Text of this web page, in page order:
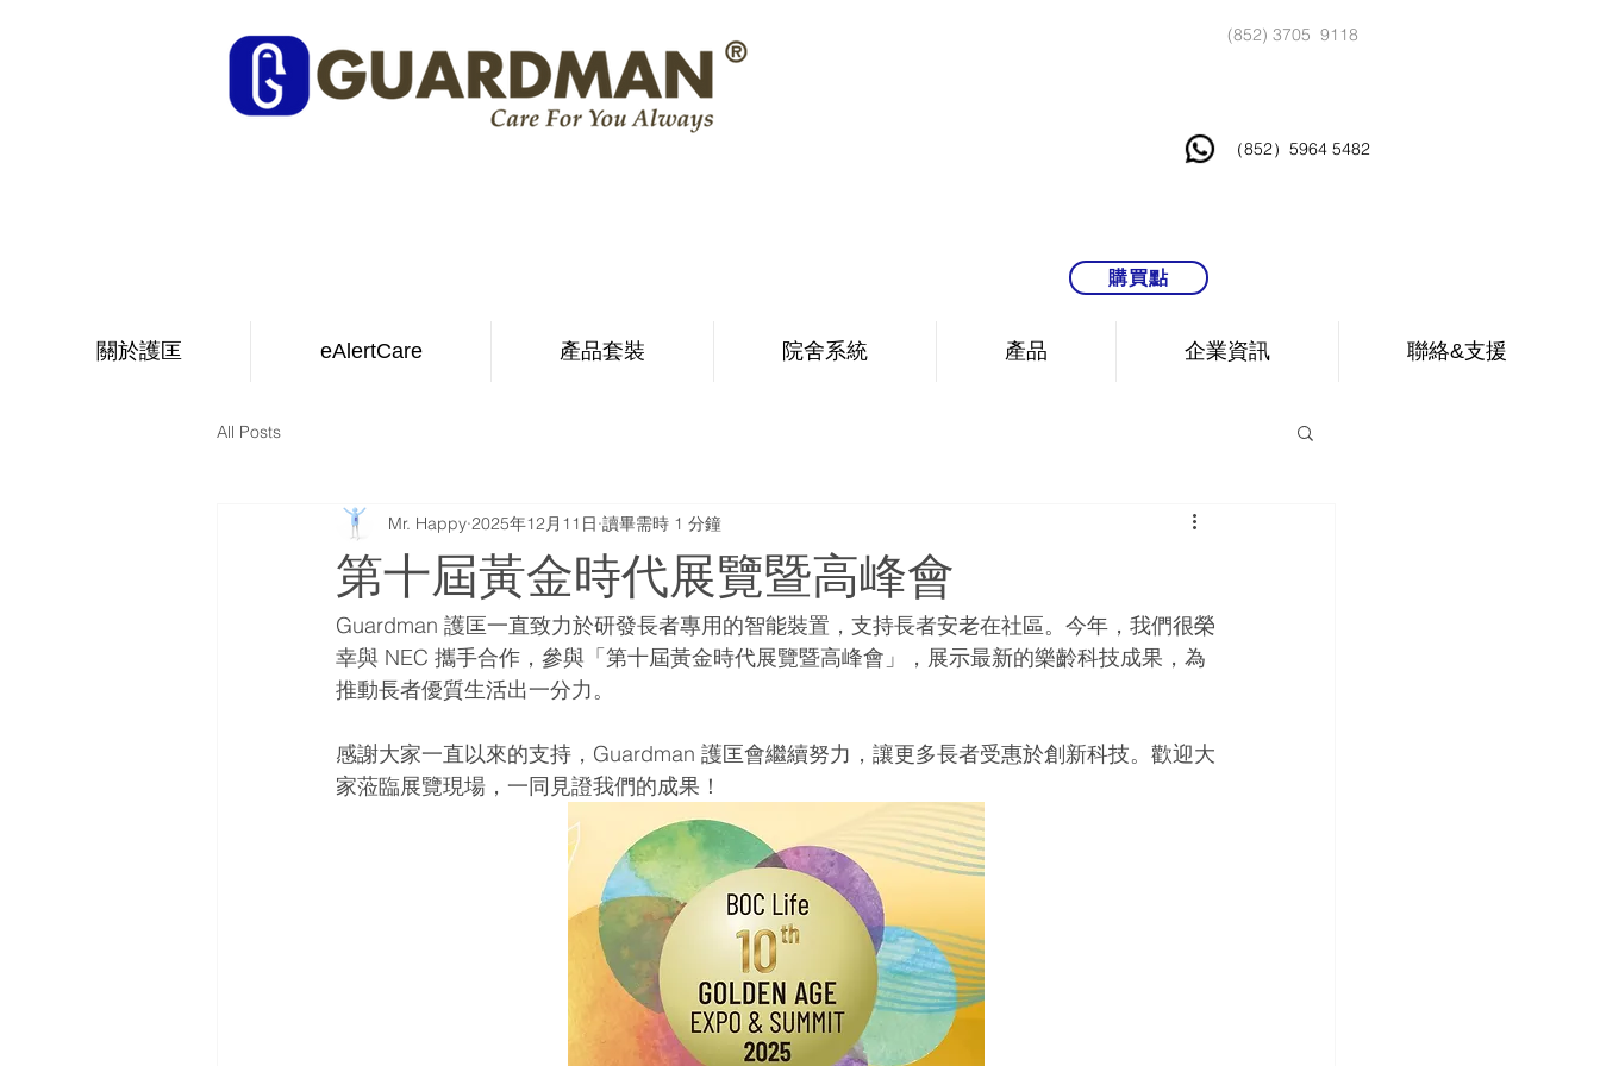
(852) 3705 9118
（852）5964 5482
購買點
關於護匡 eAlertCare 產品套裝 院舍系統 產品 企業資訊 聯絡&支援
All Posts
第十屆黃金時代展覽暨高峰會
Mr. Happy 2025年12月11日 讀畢需時 1 分鐘
Guardman 護匡一直致力於研發長者專用的智能裝置，支持長者安老在社區。今年，我們很榮
幸與 NEC 攜手合作，參與「第十屆黃金時代展覽暨高峰會」，展示最新的樂齡科技成果，為
推動長者優質生活出一分力。
感謝大家一直以來的支持，Guardman 護匡會繼續努力，讓更多長者受惠於創新科技。歡迎大
家蒞臨展覽現場，一同見證我們的成果！